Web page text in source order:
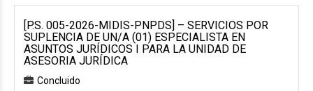
[P.S. 005-2026-MIDIS-PNPDS] – SERVICIOS POR
SUPLENCIA DE UN/A (01) ESPECIALISTA EN
ASUNTOS JURÍDICOS I PARA LA UNIDAD DE
ASESORIA JURÍDICA
Concluido